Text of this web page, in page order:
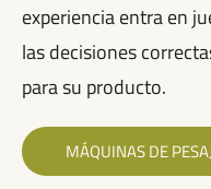
experiencia entra en
las decisiones
para su producto.
MÁQUINAS DE